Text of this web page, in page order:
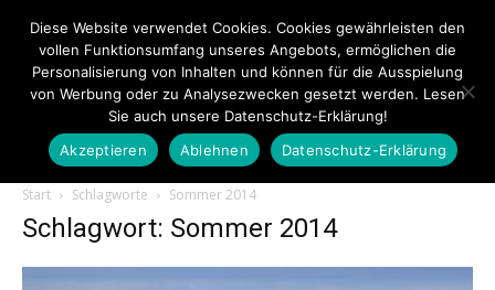
Touristiknews.de
Start Schlagworte Sommer 2014
Schlagwort: Sommer 2014
Diese Website verwendet Cookies. Cookies gewährleisten den
vollen Funktionsumfang unseres Angebots, ermöglichen die
Personalisierung von Inhalten und können für die Ausspielung
von Werbung oder zu Analysezwecken gesetzt werden. Lesen
Sie auch unsere Datenschutz-Erklärung!
Akzeptieren
Ablehnen Datenschutz-Erklärung